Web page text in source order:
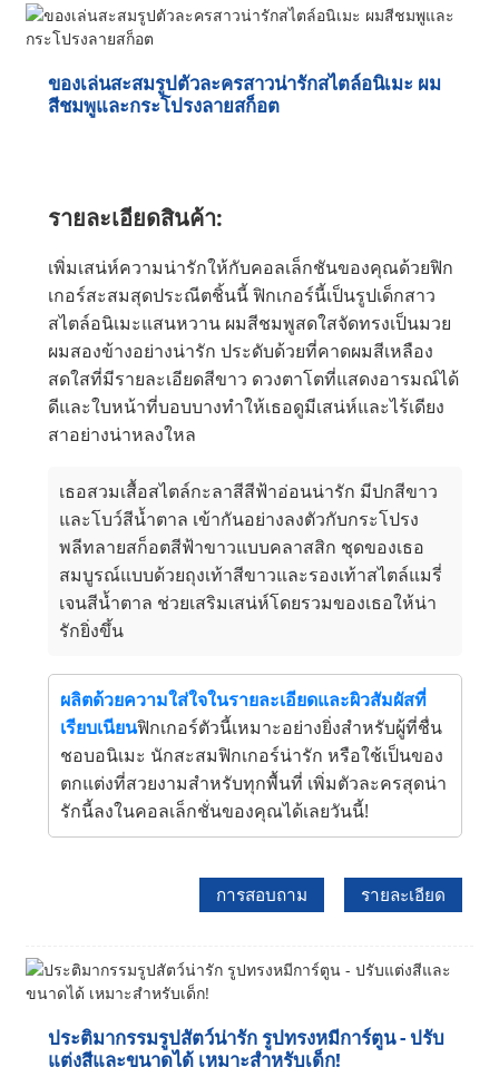
ของเล่นสะสมรูปตัวละครสาวน่ารักสไตล์อนิเมะ ผม
สีชมพูและกระโปรงลายสก็อต
รายละเอียดสินค้า:
เพิ่มเสน่ห์ความน่ารักให้กับคอลเล็กชันของคุณด้วยฟิก
เกอร์สะสมสุดประณีตชิ้นนี้ ฟิกเกอร์นี้เป็นรูปเด็กสาว
สไตล์อนิเมะแสนหวาน ผมสีชมพูสดใสจัดทรงเป็นมวย
ผมสองข้างอย่างน่ารัก ประดับด้วยที่คาดผมสีเหลือง
สดใสที่มีรายละเอียดสีขาว ดวงตาโตที่แสดงอารมณ์ได้
ดีและใบหน้าที่บอบบางทำให้เธอดูมีเสน่ห์และไร้เดียง
สาอย่างน่าหลงใหล
เธอสวมเสื้อสไตล์กะลาสีสีฟ้าอ่อนน่ารัก มีปกสีขาว
และโบว์สีน้ำตาล เข้ากันอย่างลงตัวกับกระโปรง
พลีทลายสก็อตสีฟ้าขาวแบบคลาสสิก ชุดของเธอ
สมบูรณ์แบบด้วยถุงเท้าสีขาวและรองเท้าสไตล์แมรี่
เจนสีน้ำตาล ช่วยเสริมเสน่ห์โดยรวมของเธอให้น่า
รักยิ่งขึ้น
ผลิตด้วยความใส่ใจในรายละเอียดและผิวสัมผัสที่
เรียบเนียนฟิกเกอร์ตัวนี้เหมาะอย่างยิ่งสำหรับผู้ที่ชื่น
ชอบอนิเมะ นักสะสมฟิกเกอร์น่ารัก หรือใช้เป็นของ
ตกแต่งที่สวยงามสำหรับทุกพื้นที่ เพิ่มตัวละครสุดน่า
รักนี้ลงในคอลเล็กชั่นของคุณได้เลยวันนี้!
การสอบถาม รายละเอียด
ประติมากรรมรูปสัตว์น่ารัก รูปทรงหมีการ์ตูน - ปรับ
แต่งสีและขนาดได้ เหมาะสำหรับเด็ก!